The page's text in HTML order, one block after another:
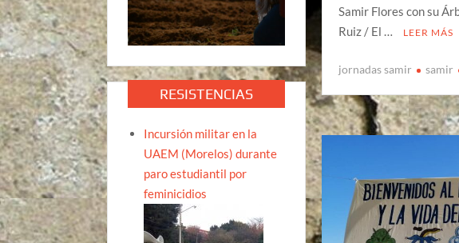
Samir Flores con su
Ruiz / El …
LEER MÁS
jornadas samir samir
RESISTENCIAS
Incursión militar en la
UAEM (Morelos) durante
paro estudiantil por
feminicidios